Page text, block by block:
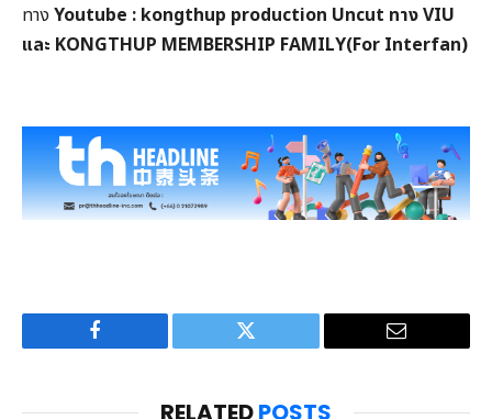
ทาง Youtube : kongthup production Uncut ทาง VIU
และ KONGTHUP MEMBERSHIP FAMILY(For Interfan)
Facebook Twitter Email
RELATEDPOSTS